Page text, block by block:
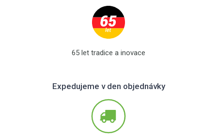
65 let tradice a inovace
Expedujeme v den objednávky